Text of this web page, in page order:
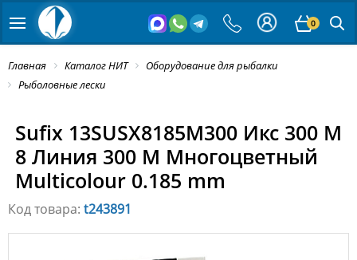
0
Главная Каталог НИТ
Оборудование для рыбалки
Рыболовные лески
Sufix 13SUSX8185M300 Икс 300 M
8 Линия 300 M Многоцветный
Multicolour 0.185 mm
Код товара: t243891